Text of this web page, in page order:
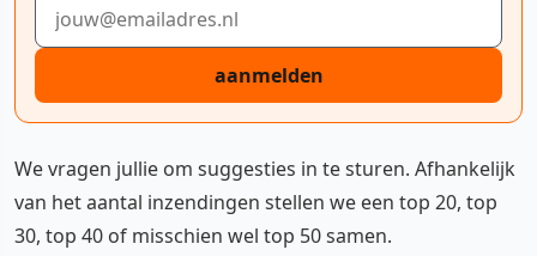
aanmelden
We vragen jullie om suggesties in te sturen. Afhankelijk
van het aantal inzendingen stellen we een top 20, top
30, top 40 of misschien wel top 50 samen.